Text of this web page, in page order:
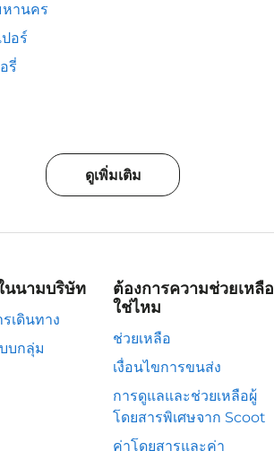
หานคร
อร์
รี่
ดูเพิ่มเติม
นนามบริษัท
เดินทาง
บกลุ่ม
ต้องการความช่วยเหลือ
ใช่ไหม
ช่วยเหลือ
เงื่อนไขการขนส่ง
การดูแลและช่วยเหลือผู้
โดยสารพิเศษจาก Scoot
ค่าโดยสารและค่า